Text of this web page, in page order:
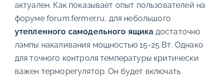
актуален. Как показывает опыт пользователей на
форуме forum.fermer.ru, для небольшого
утепленного самодельного ящика достаточно
лампы накаливания мощностью 15-25 Вт. Однако
для точного контроля температуры критически
важен терморегулятор. Он будет включать